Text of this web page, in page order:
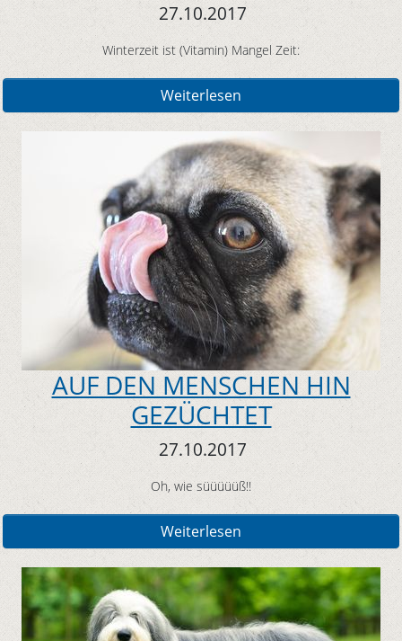
27.10.2017
Winterzeit ist (Vitamin) Mangel Zeit:
Weiterlesen
AUF DEN MENSCHEN HIN
GEZÜCHTET
27.10.2017
Oh, wie süüüüüß!!
Weiterlesen